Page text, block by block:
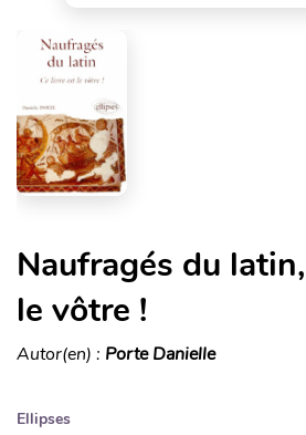
Naufragés du
le vôtre !
Autor(en) : Porte Danielle
Ellipses